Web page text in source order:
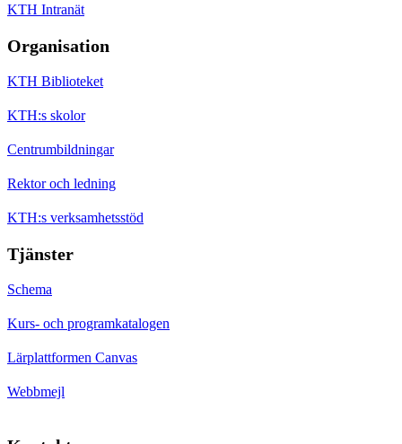
KTH Intranät
Organisation
KTH Biblioteket
KTH:s skolor
Centrumbildningar
Rektor och ledning
KTH:s verksamhetsstöd
Tjänster
Schema
Kurs- och programkatalogen
Lärplattformen Canvas
Webbmejl